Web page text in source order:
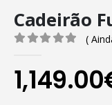
Cadeirão
(
1,149.00